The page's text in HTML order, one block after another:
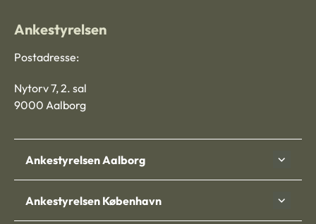
Ankestyrelsen
Postadresse:
Nytorv 7, 2. sal
9000 Aalborg
Ankestyrelsen Aalborg
Ankestyrelsen København